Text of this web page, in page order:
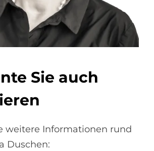
Sie auch
weitere Informationen rund
Duschen: